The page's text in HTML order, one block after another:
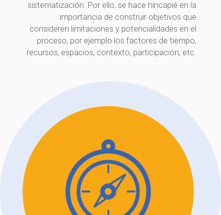
sistematización. Por ello, se hace hincapié en la
importancia de construir objetivos que
consideren limitaciones y potencialidades en el
proceso, por ejemplo los factores de tiempo,
recursos, espacios, contexto, participación, etc.